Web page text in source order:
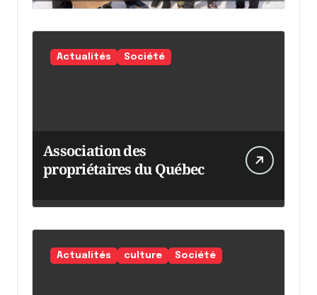
Actualités Société
Association des
propriétaires du Québec
Actualités culture Société